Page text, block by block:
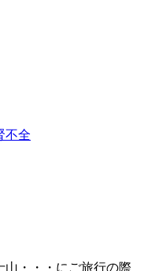
不全
山・・・にご旅行の際